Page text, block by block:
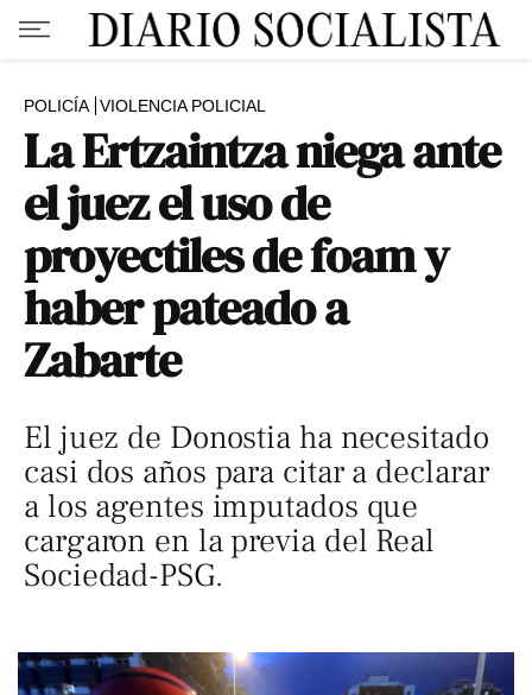
POLICÍA VIOLENCIA POLICIAL
La Ertzaintza niega ante
el juez el uso de
proyectiles de foam y
haber pateado a
Zabarte
El juez de Donostia ha necesitado
casi dos años para citar a declarar
a los agentes imputados que
cargaron en la previa del Real
Sociedad-PSG.